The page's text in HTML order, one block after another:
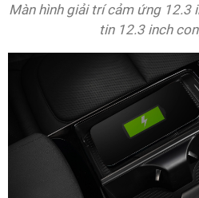
Màn hình giải trí cảm ứng 12.3
tin 12.3 inch